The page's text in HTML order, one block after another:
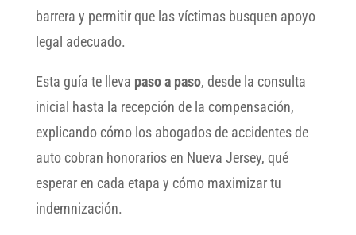
barrera y permitir que las víctimas busquen apoyo
legal adecuado.
Esta guía te lleva paso a paso, desde la consulta
inicial hasta la recepción de la compensación,
explicando cómo los abogados de accidentes de
auto cobran honorarios en Nueva Jersey, qué
esperar en cada etapa y cómo maximizar tu
indemnización.